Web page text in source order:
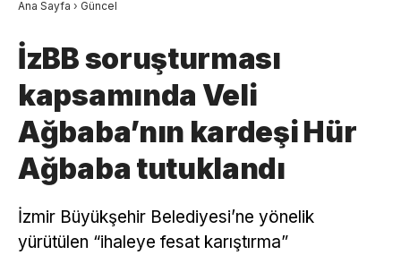
Ana Sayfa › Güncel
İzBB soruşturması
kapsamında Veli
Ağbaba’nın kardeşi Hür
Ağbaba tutuklandı
İzmir Büyükşehir Belediyesi’ne yönelik
yürütülen “ihaleye fesat karıştırma”